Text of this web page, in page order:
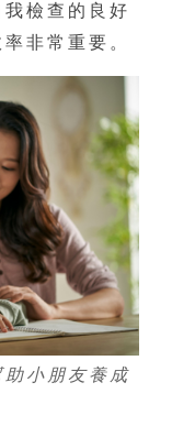
檢查的良好
非常重要。
小朋友養成